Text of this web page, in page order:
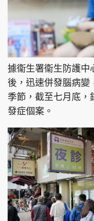
據衞生署衞生防護中
後，迅速併發腦病變
季節，截至七月底，
發症個案。